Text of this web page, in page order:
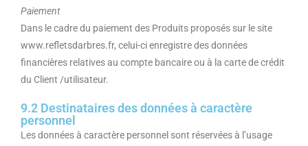
Paiement
Dans le cadre du paiement des Produits proposés sur le site
www.refletsdarbres.fr, celui-ci enregistre des données
financières relatives au compte bancaire ou à la carte de crédit
du Client /utilisateur.
9.2 Destinataires des données à caractère
personnel
Les données à caractère personnel sont réservées à l’usage